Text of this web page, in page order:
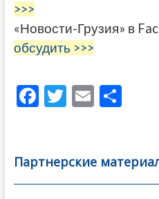
>>>
«Новости-Грузия» в
обсудить >>>
F
b
o
T
er
E
l
О
а
в
Партнерские